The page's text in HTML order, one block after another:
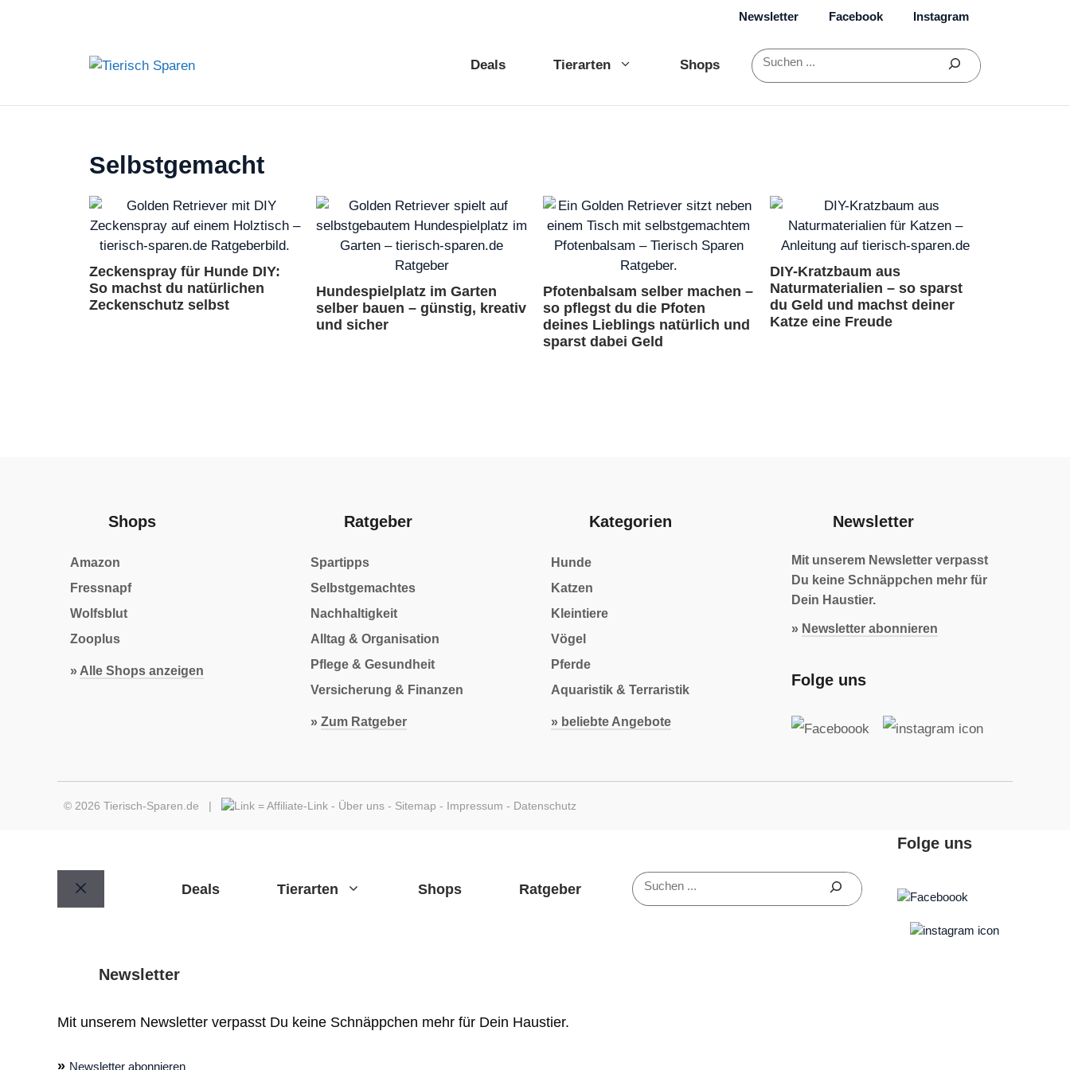
Newsletter Facebook Instagram
Deals Tierarten Shops Suchen
Selbstgemacht
Zeckenspray für Hunde DIY:
So machst du natürlichen
Zeckenschutz selbst
Hundespielplatz im Garten
selber bauen – günstig, kreativ
und sicher
Pfotenbalsam selber machen –
so pflegst du die Pfoten
deines Lieblings natürlich und
sparst dabei Geld
DIY-Kratzbaum aus
Naturmaterialien – so sparst
du Geld und machst deiner
Katze eine Freude
Shops
Amazon
Fressnapf
Wolfsblut
Zooplus
» Alle Shops anzeigen
Ratgeber
Spartipps
Selbstgemachtes
Nachhaltigkeit
Alltag & Organisation
Pflege & Gesundheit
Versicherung & Finanzen
» Zum Ratgeber
Kategorien
Hunde
Katzen
Kleintiere
Vögel
Pferde
Aquaristik & Terraristik
» beliebte Angebote
Newsletter
Mit unserem Newsletter verpasst
Du keine Schnäppchen mehr für
Dein Haustier.
» Newsletter abonnieren
Folge uns
© 2026 Tierisch-Sparen.de | =Affiliate-Link - Über uns - Sitemap - Impressum - Datenschutz
Schließen
Deals Tierarten Shops Ratgeber Suchen
Folge uns
Newsletter
Mit unserem Newsletter verpasst Du keine Schnäppchen mehr für Dein Haustier.
» Newsletter abonnieren